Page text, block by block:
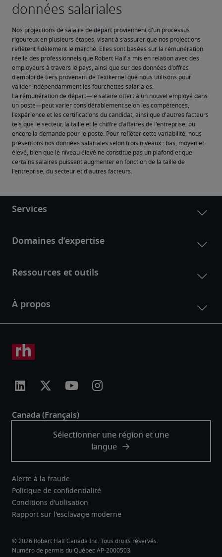
Nos projections de salaire de départ proviennent d'un processus
rigoureux en plusieurs étapes, visant à s’assurer que nos projections
reflètent fidèlement le marché. Elles sont basées sur la rémunération
réelle des professionnels que Robert Half a mis en relation avec des
employeurs à travers le pays, ainsi que sur des données d'offres
d'emploi de tiers provenant de Textkernel que nous utilisons pour
valider indépendamment les fourchettes salariales.
La rémunération de départ—le salaire offert à un nouvel employé dans
un poste—peut varier considérablement selon les compétences,
l'expérience et les certifications du candidat, ainsi que d'autres facteurs
tels que le secteur, la taille et le chiffre d’affaires de l'entreprise, ou
encore la demande pour le poste. Pour refléter cette variabilité, nous
présentons nos données salariales selon trois niveaux : bas, moyen et
élevé, bien que le niveau élevé ne constitue pas un plafond et que
certains salaires puissent augmenter en fonction de la taille de
l'entreprise, du secteur et d'autres facteurs.
Alerte à la fraude
Politique de confidentialité
Conditions d’utilisation
Rapport sur l'esclavage moderne
Robert Half Canada Inc. Tous droits réservés.